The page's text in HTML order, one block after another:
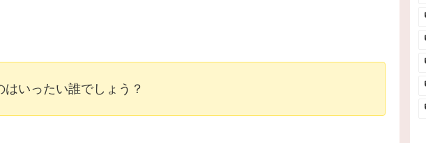
いったい誰でしょう？